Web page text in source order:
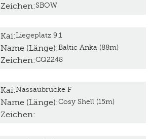
Zeichen:SBOW
Kai:Liegeplatz 9.1
Name (Länge):Baltic Anka (88m)
Zeichen:CQ2248
Kai:Nassaubrücke F
Name (Länge):Cosy Shell (15m)
Zeichen: